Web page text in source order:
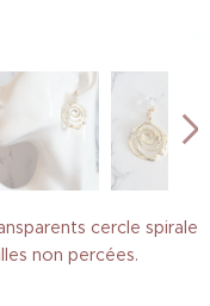
cercle spirale
non percées.